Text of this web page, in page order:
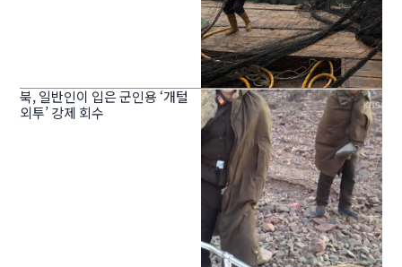
북, 일반인이 입은 군인용 ‘개털
외투’ 강제 회수